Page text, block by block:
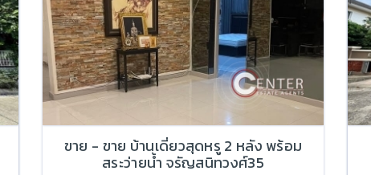
ขาย - ขาย บ้านเดี่ยวสุดหรู 2 หลัง พร้อม
สระว่ายน้ำ จรัญสนิทวงศ์35